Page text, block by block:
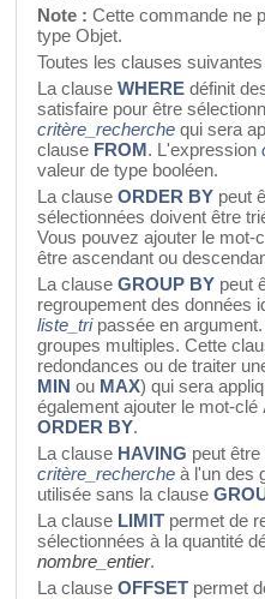
Note : Cette commande ne
type Objet.
Toutes les clauses
La clause WHERE définit
satisfaire pour être
critère_recherche qui sera
clause FROM. L'expression
valeur de type booléen.
La clause ORDER BY peut
sélectionnées doivent être
Vous pouvez ajouter le mot-
être ascendant ou
La clause GROUP BY peut
regroupement des données
liste_tripassée en
groupes multiples. Cette
redondances ou de traiter
MIN ou MAX) qui sera
également ajouter le mot-clé
ORDER BY.
La clause HAVING peut
critère_recherche à l'un des
utilisée sans la clause
La clause LIMIT permet de
sélectionnées à la quantité
nombre_entier.
La clause OFFSET permet